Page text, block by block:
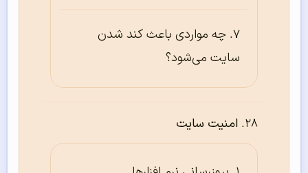
چه مواردی باعث کند شدن
سایت می‌شود؟
امنیت سایت